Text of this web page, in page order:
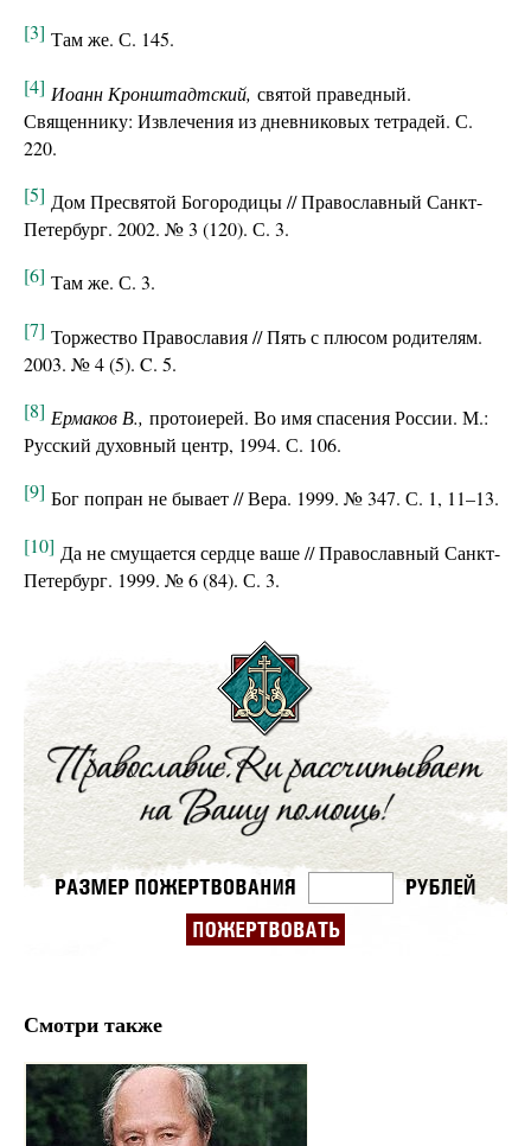
[3] Там же. С. 145.
[4] Иоанн Кронштадтский, святой праведный.
Священнику: Извлечения из дневниковых тетрадей. С.
220.
[5] Дом Пресвятой Богородицы // Православный Санкт-
Петербург. 2002. № 3 (120). С. 3.
[6] Там же. С. 3.
[7] Торжество Православия // Пять с плюсом родителям.
2003. № 4 (5). C. 5.
[8] Ермаков В., протоиерей. Во имя спасения России. М.:
Русский духовный центр, 1994. С. 106.
[9] Бог попран не бывает // Вера. 1999. № 347. С. 1, 11–13.
[10] Да не смущается сердце ваше // Православный Санкт-
Петербург. 1999. № 6 (84). С. 3.
Смотри также